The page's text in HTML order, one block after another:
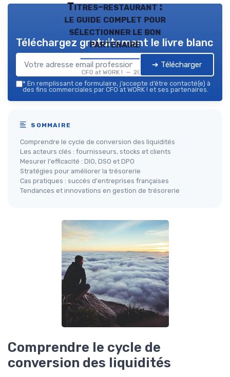
Titres-restaurant :
le guide complet pour
sélectionner le bon
partenaire
CFO at WORK ! — 2026
Téléchargez gratuitement le livre blanc
➔ Télécharger
* En remplissant ce formulaire, j’accepte d’être contacté(e) à
des fins commerciales par CFO at WORK ! et ses partenaires.
SOMMAIRE
Comprendre le cycle de conversion des liquidités
Les acteurs clés : fournisseurs, stocks et clients
Mesurer l'efficacité : DIO, DSO et DPO
Stratégies pour améliorer la trésorerie
Cas pratiques : succès d'entreprises françaises
Tendances et innovations en gestion de trésorerie
Comprendre le cycle de
conversion des liquidités